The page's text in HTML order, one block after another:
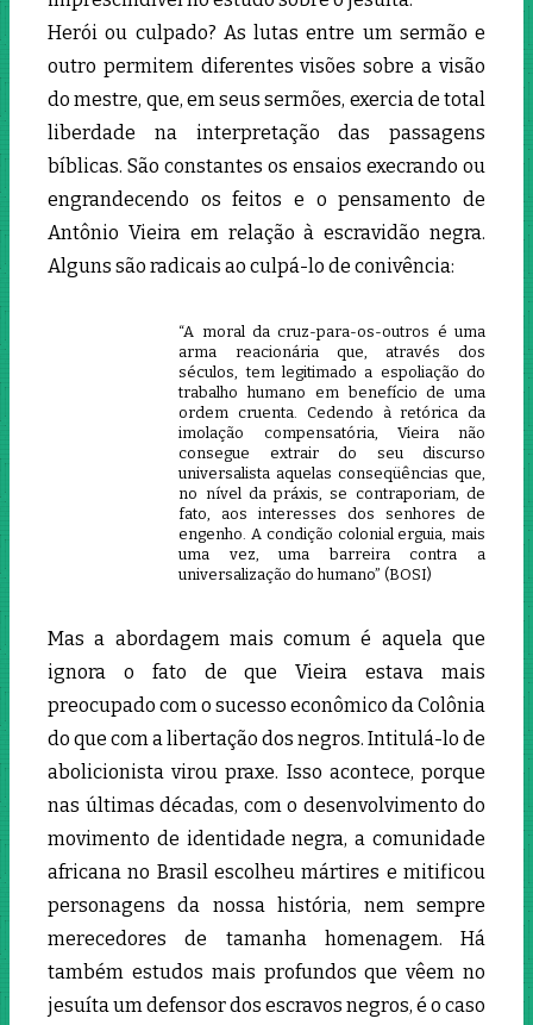
Herói ou culpado? As lutas entre um sermão e
outro permitem diferentes visões sobre a visão
do mestre, que, em seus sermões, exercia de total
liberdade na interpretação das passagens
bíblicas. São constantes os ensaios execrando ou
engrandecendo os feitos e o pensamento de
Antônio Vieira em relação à escravidão negra.
Alguns são radicais ao culpá-lo de conivência:
“A moral da cruz-para-os-outros é uma
arma reacionária que, através dos
séculos, tem legitimado a espoliação do
trabalho humano em benefício de uma
ordem cruenta. Cedendo à retórica da
imolação compensatória, Vieira não
consegue extrair do seu discurso
universalista aquelas conseqüências que,
no nível da práxis, se contraporiam, de
fato, aos interesses dos senhores de
engenho. A condição colonial erguia, mais
uma vez, uma barreira contra a
universalização do humano” (BOSI)
Mas a abordagem mais comum é aquela que
ignora o fato de que Vieira estava mais
preocupado com o sucesso econômico da Colônia
do que com a libertação dos negros. Intitulá-lo de
abolicionista virou praxe. Isso acontece, porque
nas últimas décadas, com o desenvolvimento do
movimento de identidade negra, a comunidade
africana no Brasil escolheu mártires e mitificou
personagens da nossa história, nem sempre
merecedores de tamanha homenagem. Há
também estudos mais profundos que vêem no
jesuíta um defensor dos escravos negros, é o caso